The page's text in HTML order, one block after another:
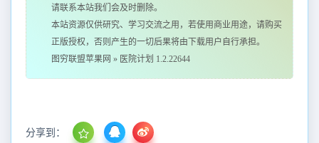
请联系本站我们会及时删除。
本站资源仅供研究、学习交流之用，若使用商业用途，请购买
正版授权，否则产生的一切后果将由下载用户自行承担。
图穷联盟苹果网 » 医院计划 1.2.22644
分享到：